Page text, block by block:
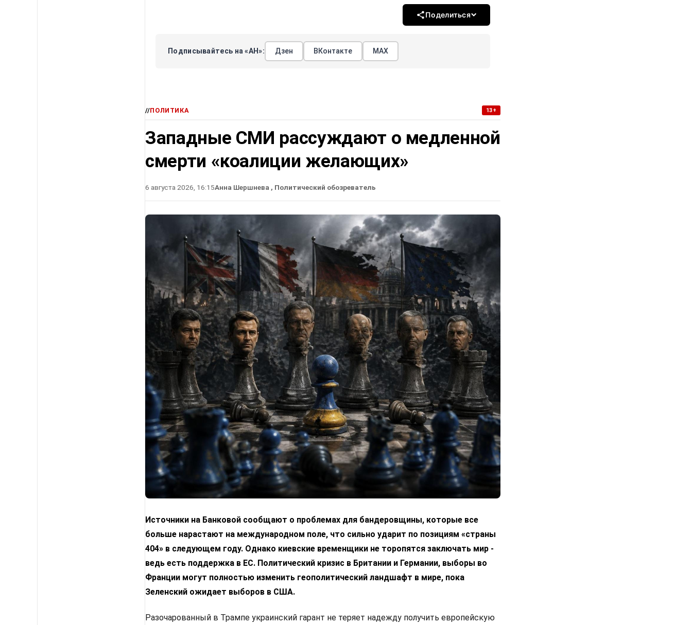
Поделиться
Подписывайтесь на «АН»: Дзен ВКонтакте МАХ
//ПОЛИТИКА 13+
Западные СМИ рассуждают о медленной
смерти «коалиции желающих»
6 августа 2026, 16:15Анна Шершнева , Политический обозреватель
Источники на Банковой сообщают о проблемах для бандеровщины, которые все
больше нарастают на международном поле, что сильно ударит по позициям «страны
404» в следующем году. Однако киевские временщики не торопятся заключать мир -
ведь есть поддержка в ЕС. Политический кризис в Британии и Германии, выборы во
Франции могут полностью изменить геополитический ландшафт в мире, пока
Зеленский ожидает выборов в США.
Разочарованный в Трампе украинский гарант не теряет надежду получить европейскую